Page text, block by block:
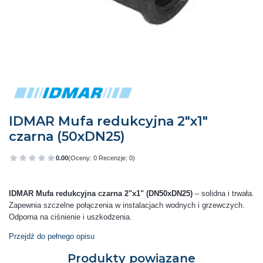
IDMAR Mufa redukcyjna 2"x1"
czarna (50xDN25)
0.00(Oceny: 0 Recenzje: 0)
Przejdź do sekcji Opinie
IDMAR Mufa redukcyjna czarna 2"x1" (DN50xDN25) – solidna i trwała.
Zapewnia szczelne połączenia w instalacjach wodnych i grzewczych.
Odporna na ciśnienie i uszkodzenia.
Przejdź do pełnego opisu
Produkty powiązane